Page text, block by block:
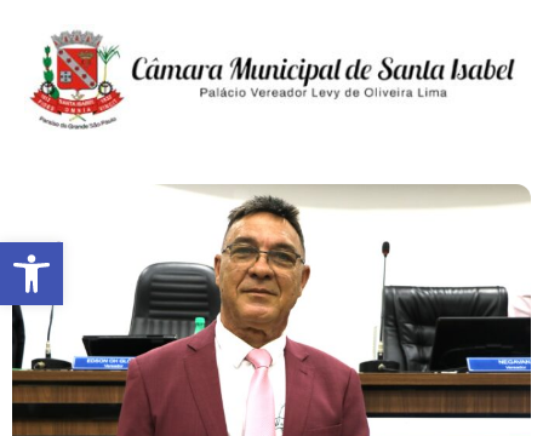
Abrir a barra de ferramentas